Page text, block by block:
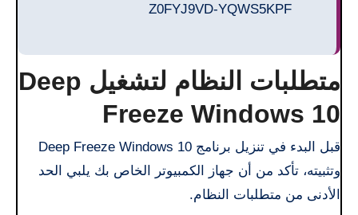
Z0FYJ9VD-YQWS5KPF
متطلبات النظام لتشغيل Deep
Freeze Windows 10
قبل البدء في تنزيل برنامج Deep Freeze Windows 10
وتثبيته، تأكد من أن جهاز الكمبيوتر الخاص بك يلبي الحد
الأدنى من متطلبات النظام.